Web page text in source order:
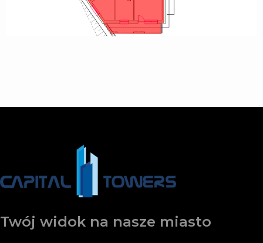
Twój widok na nasze miasto